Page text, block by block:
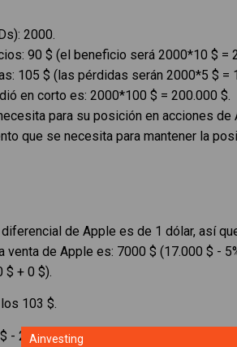
2000.
90 $ (el beneficio será 2000*10 $ =
105 $ (las pérdidas serán 2000*5 $ =
en corto es: 2000*100 $ = 200.000 $.
para su posición en acciones de
que se necesita para mantener la
de Apple es de 1 dólar, así
venta de Apple es: 7000 $ (17.000 $ -
$ + 0 $).
103 $.
- 2000*103 $).
Ainvesting